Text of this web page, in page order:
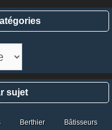
sujet
Berthier Bâtisseurs